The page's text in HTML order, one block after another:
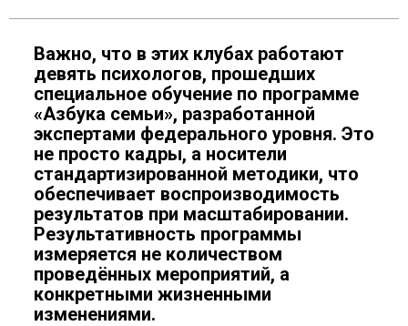
Важно, что в этих клубах работают
девять психологов, прошедших
специальное обучение по программе
«Азбука семьи», разработанной
экспертами федерального уровня. Это
не просто кадры, а носители
стандартизированной методики, что
обеспечивает воспроизводимость
результатов при масштабировании.
Результативность программы
измеряется не количеством
проведённых мероприятий, а
конкретными жизненными
изменениями.